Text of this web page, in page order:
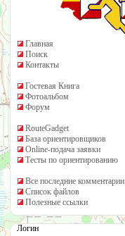
Главная
Поиск
Контакты
Гостевая Книга
Фотоальбом
Форум
RouteGadget
База ориентировщиков
Online-подача заявки
Тесты по ориентированию
Все последние комментарии
Список файлов
Полезные ссылки
Логин